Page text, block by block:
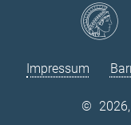
Impressum
©